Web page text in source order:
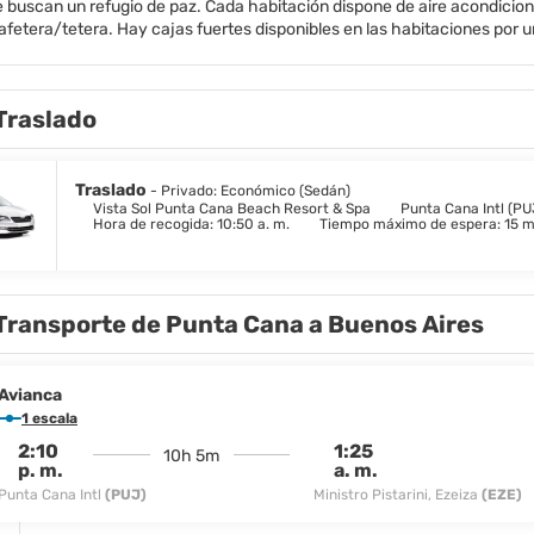
buscan un refugio de paz. Cada habitación dispone de aire
tetera. Hay cajas fuertes disponibles en las habitaciones por
del golf apreciarán el campo a solo cinco minutos en coche.
un spa, un gimnasio, deportes acuáticos no motorizados y una
a la carta. Desde cócteles junto a la playa hasta experiencias
Traslado - Privado: Económico (Sedán)
Vista Sol Punta Cana Beach Resort & Spa
Punta Cana Intl
Hora de recogida: 10:50 a. m.
Tiempo máximo de espera: 15
de Punta Cana a Buenos Aires
1 escala
2:10
p. m.
Punta Cana Intl (PUJ)
10h 5m
1:25
a. m.
Ministro Pistarini, Ezeiza (EZE)